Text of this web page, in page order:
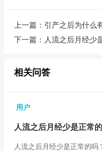
上一篇： 引产之后为什么
下一篇： 人流之后月经少
相关问答
用户
人流之后月经少是正常
人流之后月经少是正常的吗